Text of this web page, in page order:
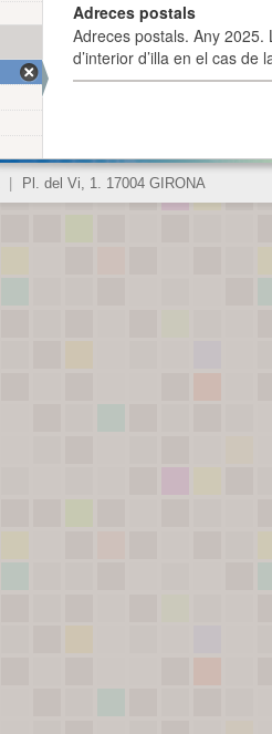
Adreces postals
Adreces postals. Any 2025.
d’interior d’illa en el cas
Pl. del Vi, 1. 17004 GIRONA